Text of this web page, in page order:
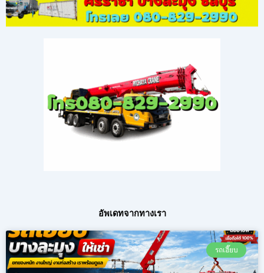
อัพเดทจากทางเรา
รถเฮี๊ยบ